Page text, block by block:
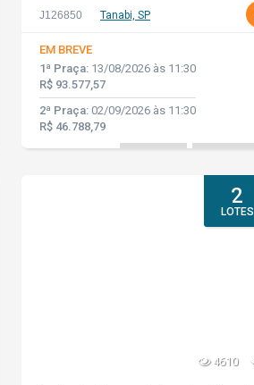
J126850 Tanabi, SP
EM BREVE
1ª Praça: 13/08/2026 às 11:30
R$ 93.577,57
2ª Praça: 02/09/2026 às 11:30
R$ 46.788,79
2
LOTES
4610